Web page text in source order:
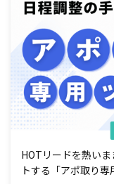
HOTリードを熱い
トする「アポ取り